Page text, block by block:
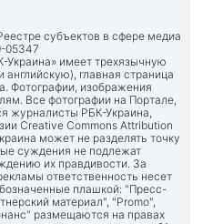
субъектов в сфере медиа
05347
имеет трехязычную
главная страница
. Фотографии, изображения
Все фотографии на Портале,
журналисты РБК-Украина,
Creative Commons Attribution
может не разделять точку
суждения не подлежат
их правдивости. За
ответственность несет
плашкой: "Пресс-
материал", "Promo",
размещаются на правах